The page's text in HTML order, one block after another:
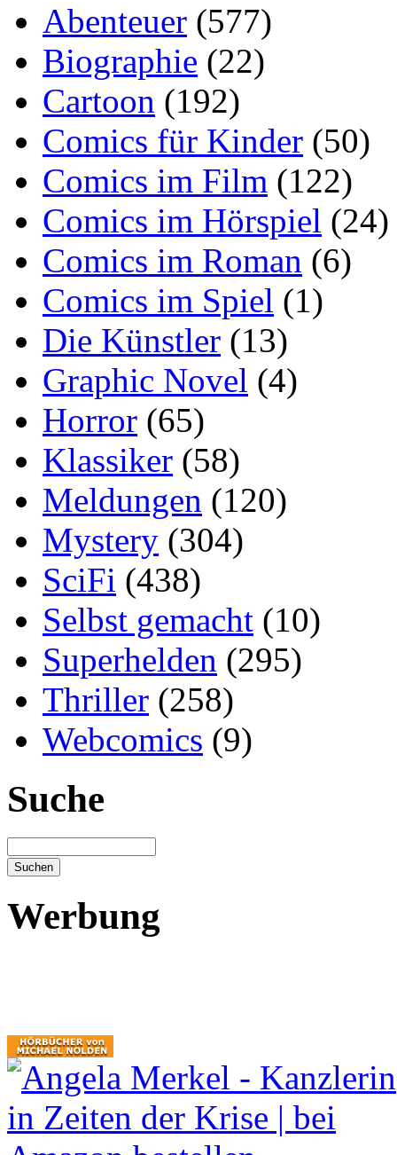
Abenteuer (577)
Biographie (22)
Cartoon (192)
Comics für Kinder (50)
Comics im Film (122)
Comics im Hörspiel (24)
Comics im Roman (6)
Comics im Spiel (1)
Die Künstler (13)
Graphic Novel (4)
Horror (65)
Klassiker (58)
Meldungen (120)
Mystery (304)
SciFi (438)
Selbst gemacht (10)
Superhelden (295)
Thriller (258)
Webcomics (9)
Suche
Werbung